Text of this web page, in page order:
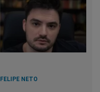
FELIPE NETO